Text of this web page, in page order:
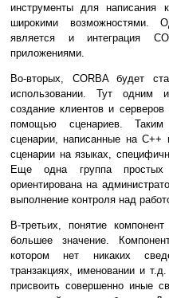
инструменты для написания
широкими возможностями.
является и интеграция
приложениями.
Во-вторых, CORBA будет
использовании. Тут одним
создание клиентов и
помощью сценариев. Таким
сценарии, написанные на
сценарии на языках,
Еще одна группа простых
ориентирована на
выполнение контроля над
В-третьих, понятие
большее значение.
котором нет никаких
транзакциях, именовании и
присвоить совершенно иные